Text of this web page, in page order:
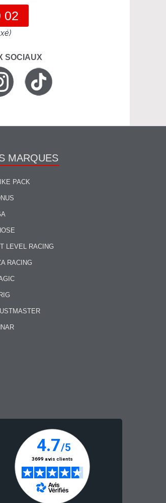
02
SOCIAUX
MARQUES
PACK
LEVEL RACING
RACING